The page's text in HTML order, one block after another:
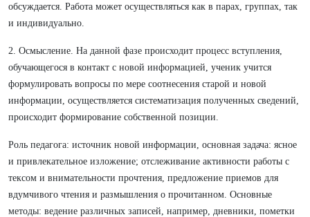
обсуждается. Работа может осуществляться как в парах, группах, так
и индивидуально.
2. Осмысление. На данной фазе происходит процесс вступления,
обучающегося в контакт с новой информацией, ученик учится
формулировать вопросы по мере соотнесения старой и новой
информации, осуществляется систематизация полученных сведений,
происходит формирование собственной позиции.
Роль педагога: источник новой информации, основная задача: ясное
и привлекательное изложение; отслеживание активности работы с
тексом и внимательности прочтения, предложение приемов для
вдумчивого чтения и размышления о прочитанном. Основные
методы: ведение различных записей, например, дневники, пометки